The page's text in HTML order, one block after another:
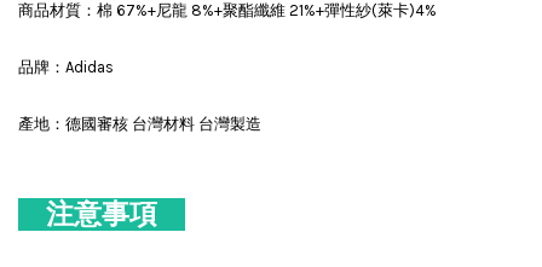
商品材質：棉 67%+尼龍 8%+聚酯纖維 21%+彈性紗(萊卡)4%
品牌：Adidas
產地：德國審核 台灣材料 台灣製造
注意事項